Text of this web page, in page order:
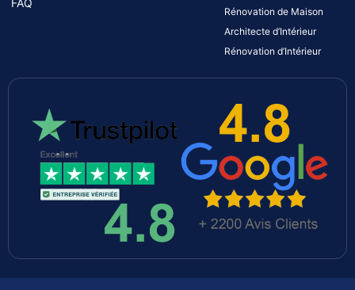
FAQ
Rénovation de Maison
Architecte d’Intérieur
Rénovation d’Intérieur